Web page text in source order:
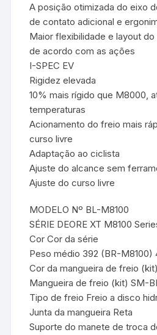
A posição otimizada do eixo
de contato adicional e
Maior flexibilidade e layout
de acordo com as ações
I-SPEC EV
Rigidez elevada
10% mais rígido que M8000,
temperaturas
Acionamento do freio mais
curso livre
Adaptação ao ciclista
Ajuste do alcance sem
Ajuste do curso livre
MODELO Nº BL-M8100
SÉRIE DEORE XT M8100
Cor Cor da série
Peso médio 392 (BR-M8100)
Cor da mangueira de freio
Mangueira de freio (kit) SM-
Tipo de freio Freio a disco
Junta da mangueira Reta
Suporte do manete de troca